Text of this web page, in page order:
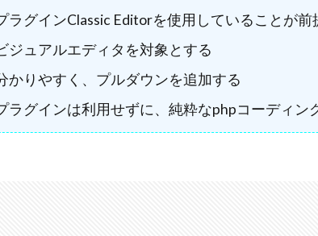
ラグインClassic Editorを使用していることが前
ジュアルエディタを対象とする
かりやすく、プルダウンを追加する
ラグインは利用せずに、純粋なphpコーディン